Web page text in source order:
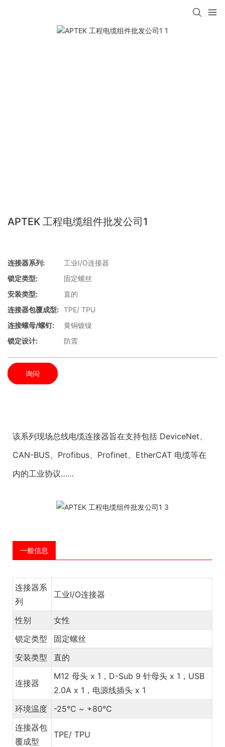
APTEK 工程电缆组件批发公司1
连接器系列:
工业I/O连接器
锁定类型:
固定螺丝
安装类型:
直的
连接器包覆成型: TPE/ TPU
连接螺母/螺钉:
黄铜镀镍
锁定设计:
防震
询问
该系列现场总线电缆连接器旨在支持包括 DeviceNet、
CAN-BUS、Profibus、Profinet、EtherCAT 电缆等在
内的工业协议……
一般信息
连接器系
列
工业I/O连接器
性别
女性
锁定类型
固定螺丝
安装类型
直的
连接器
M12 母头 x 1，D-Sub 9 针母头 x 1，USB
2.0A x 1，电源线插头 x 1
环境温度
-25℃ ~ +80℃
连接器包
覆成型
TPE/ TPU